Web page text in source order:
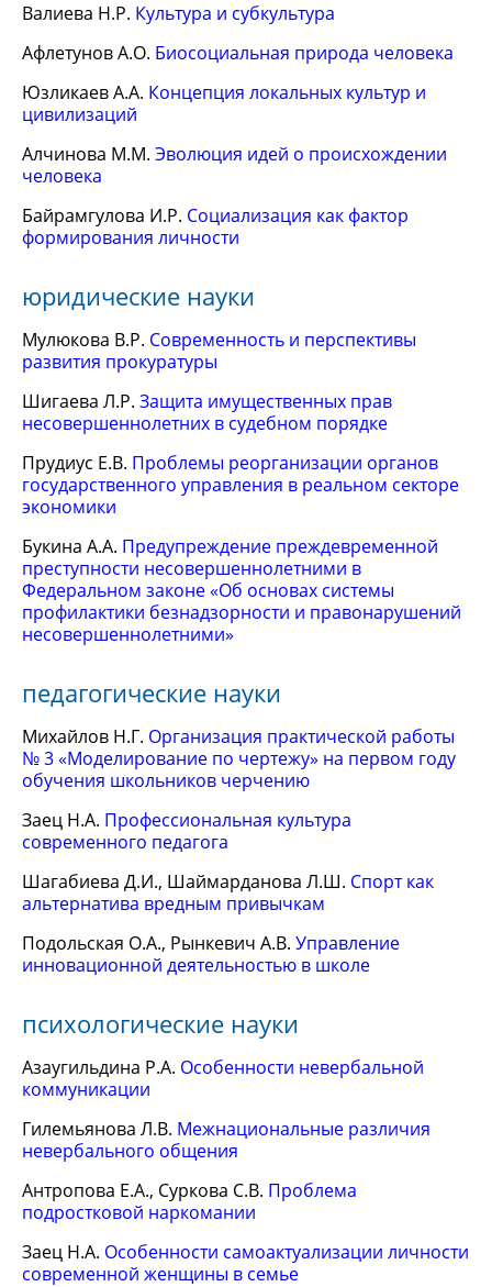
Валиева Н.Р. Культура и субкультура
Афлетунов А.О. Биосоциальная природа человека
Юзликаев А.А. Концепция локальных культур и
цивилизаций
Алчинова М.М. Эволюция идей о происхождении
человека
Байрамгулова И.Р. Социализация как фактор
формирования личности
юридические науки
Мулюкова В.Р. Современность и перспективы
развития прокуратуры
Шигаева Л.Р. Защита имущественных прав
несовершеннолетних в судебном порядке
Прудиус Е.В. Проблемы реорганизации органов
государственного управления в реальном секторе
экономики
Букина А.А. Предупреждение преждевременной
преступности несовершеннолетними в
Федеральном законе «Об основах системы
профилактики безнадзорности и правонарушений
несовершеннолетними»
педагогические науки
Михайлов Н.Г. Организация практической работы
№ 3 «Моделирование по чертежу» на первом году
обучения школьников черчению
Заец Н.А. Профессиональная культура
современного педагога
Шагабиева Д.И., Шаймарданова Л.Ш. Спорт как
альтернатива вредным привычкам
Подольская О.А., Рынкевич А.В. Управление
инновационной деятельностью в школе
психологические науки
Азаугильдина Р.А. Особенности невербальной
коммуникации
Гилемьянова Л.В. Межнациональные различия
невербального общения
Антропова Е.А., Суркова С.В. Проблема
подростковой наркомании
Заец Н.А. Особенности самоактуализации личности
современной женщины в семье